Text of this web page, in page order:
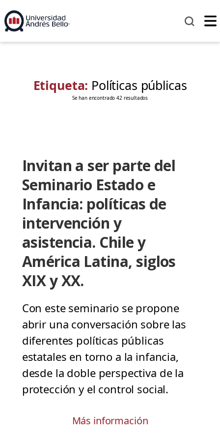
Etiqueta: Políticas públicas
Se han encontrado 42 resultados
Invitan a ser parte del
Seminario Estado e
Infancia: políticas de
intervención y
asistencia. Chile y
América Latina, siglos
XIX y XX.
Con este seminario se propone
abrir una conversación sobre las
diferentes políticas públicas
estatales en torno a la infancia,
desde la doble perspectiva de la
protección y el control social.
Más información